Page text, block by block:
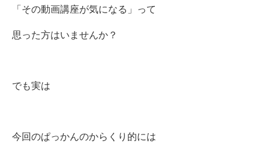
「その動画講座が気になる」って
思った方はいませんか？
でも実は
今回のぱっかんのからくり的には